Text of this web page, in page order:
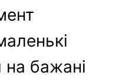
на бажані